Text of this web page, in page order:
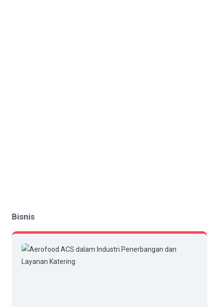
Bisnis